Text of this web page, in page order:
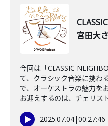
宮田大
今回は「CLASSIC
て、クラシック音楽に携わ
で、オーケストラの魅力を
お迎えするのは、チェリス
2025.07.04|00:27:46